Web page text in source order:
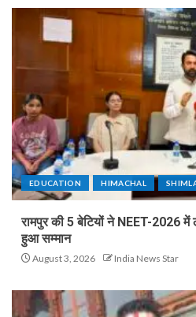
EDUCATION HIMACHAL
रामपुर की 5 बेटियों ने NEET-2026 में
हुआ सम्मान
August 3, 2026 India News Star